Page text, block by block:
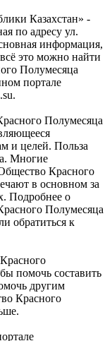
Казахстан» -
по адресу ул.
информация,
это можно найти
Полумесяца
портале
Полумесяца
и целей. Польза
Многие
Красного
в основном за
Подробнее о
Полумесяца
обратиться к
помочь составить
другим
Красного